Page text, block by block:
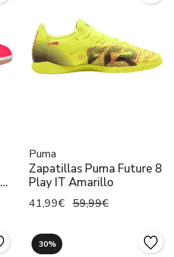
Puma
Zapatillas Puma Future 8
Play IT Amarillo
41,99€ 59,99€
30%